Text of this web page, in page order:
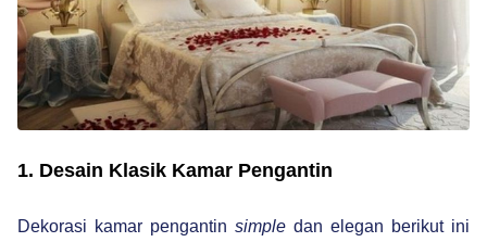
1. Desain Klasik Kamar Pengantin
Dekorasi kamar pengantin simple dan elegan berikut ini